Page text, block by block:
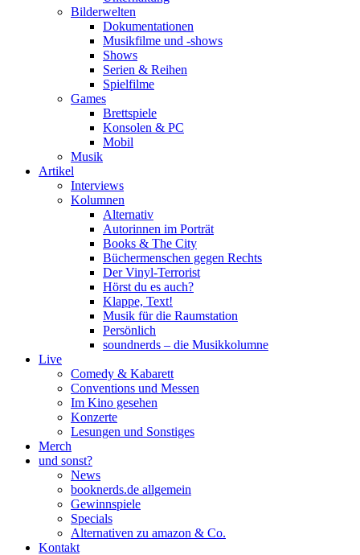
Bilderwelten
Dokumentationen
Musikfilme und -shows
Shows
Serien & Reihen
Spielfilme
Games
Brettspiele
Konsolen & PC
Mobil
Musik
Artikel
Interviews
Kolumnen
Alternativ
Autorinnen im Porträt
Books & The City
Büchermenschen gegen Rechts
Der Vinyl-Terrorist
Hörst du es auch?
Klappe, Text!
Musik für die Raumstation
Persönlich
soundnerds – die Musikkolumne
Live
Comedy & Kabarett
Conventions und Messen
Im Kino gesehen
Konzerte
Lesungen und Sonstiges
Merch
und sonst?
News
booknerds.de allgemein
Gewinnspiele
Specials
Alternativen zu amazon & Co.
Kontakt